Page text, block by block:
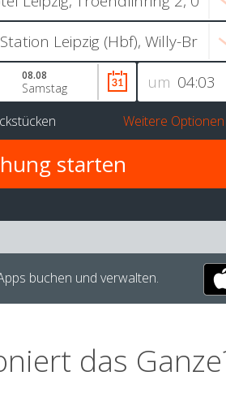
um
08.08
Samstag
Weitere Optionen
buchen und verwalten.
das